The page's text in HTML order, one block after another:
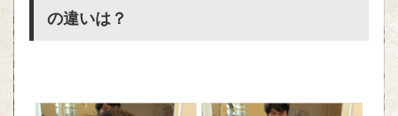
の違いは？